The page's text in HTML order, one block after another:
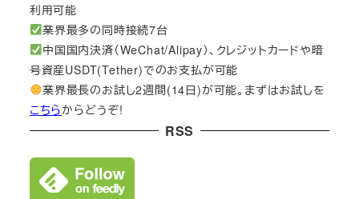
利用可能
業界最多の同時接続7台
中国国内決済（WeChat/Alipay）、クレジットカードや暗
号資産USDT(Tether)でのお支払が可能
業界最長のお試し2週間(14日)が可能。まずはお試しを
こちらからどうぞ!
RSS